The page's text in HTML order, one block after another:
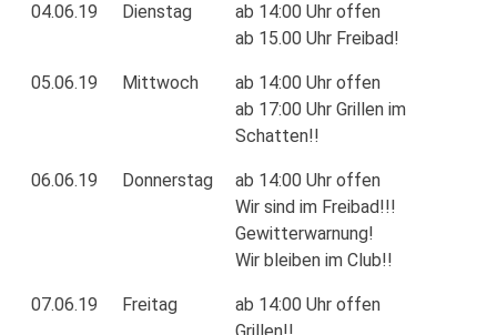
04.06.19 Dienstag
ab 14:00 Uhr offen
ab 15.00 Uhr Freibad!
05.06.19 Mittwoch
ab 14:00 Uhr offen
ab 17:00 Uhr Grillen im
Schatten!!
06.06.19 Donnerstag
ab 14:00 Uhr offen
Wir sind im Freibad!!!
Gewitterwarnung!
Wir bleiben im Club!!
07.06.19 Freitag
ab 14:00 Uhr offen